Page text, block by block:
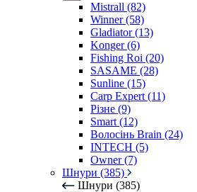
Mistrall (82)
Winner (58)
Gladiator (13)
Konger (6)
Fishing Roi (20)
SASAME (28)
Sunline (15)
Carp Expert (11)
Різне (9)
Smart (12)
Волосінь Brain (24)
INTECH (5)
Owner (7)
Шнури (385)
Шнури (385)